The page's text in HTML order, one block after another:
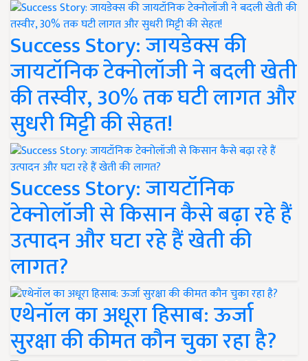
Success Story: जायडेक्स की
जायटॉनिक टेक्नोलॉजी ने बदली खेती
की तस्वीर, 30% तक घटी लागत और
सुधरी मिट्टी की सेहत!
Success Story: जायटॉनिक
टेक्नोलॉजी से किसान कैसे बढ़ा रहे हैं
उत्पादन और घटा रहे हैं खेती की
लागत?
एथेनॉल का अधूरा हिसाब: ऊर्जा
सुरक्षा की कीमत कौन चुका रहा है?